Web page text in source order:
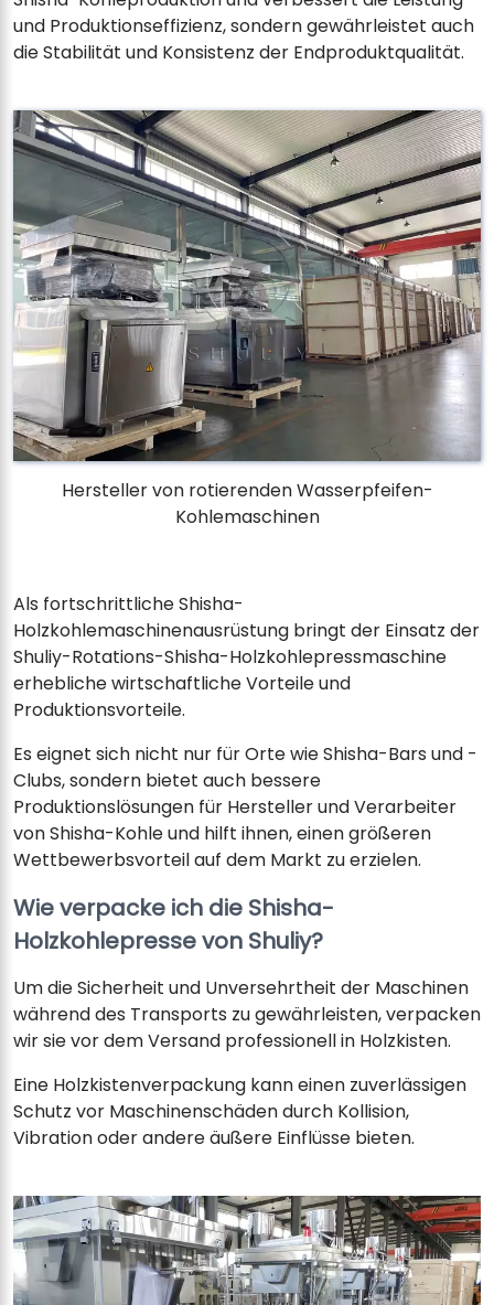
und Produktionseffizienz, sondern gewährleistet auch
die Stabilität und Konsistenz der Endproduktqualität.
Hersteller von rotierenden Wasserpfeifen-
Kohlemaschinen
Als fortschrittliche Shisha-
Holzkohlemaschinenausrüstung bringt der Einsatz der
Shuliy-Rotations-Shisha-Holzkohlepressmaschine
erhebliche wirtschaftliche Vorteile und
Produktionsvorteile.
Es eignet sich nicht nur für Orte wie Shisha-Bars und -
Clubs, sondern bietet auch bessere
Produktionslösungen für Hersteller und Verarbeiter
von Shisha-Kohle und hilft ihnen, einen größeren
Wettbewerbsvorteil auf dem Markt zu erzielen.
Wie verpacke ich die Shisha-
Holzkohlepresse von Shuliy?
Um die Sicherheit und Unversehrtheit der Maschinen
während des Transports zu gewährleisten, verpacken
wir sie vor dem Versand professionell in Holzkisten.
Eine Holzkistenverpackung kann einen zuverlässigen
Schutz vor Maschinenschäden durch Kollision,
Vibration oder andere äußere Einflüsse bieten.